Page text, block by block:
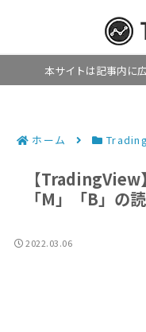
本サイトは記事内に
ホーム
【TradingView
「M」「B」の
2022.03.06